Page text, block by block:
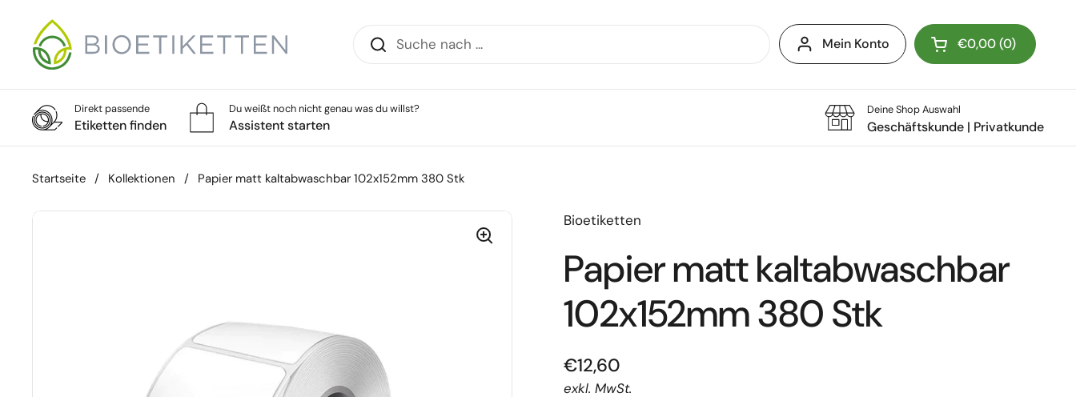
Mein Konto Warenkorb öffnen
€0,00 0
Direkt passende
Etiketten finden
Du weißt noch nicht genau was du willst?
Assistent starten
Deine Shop Auswahl
Geschäftskunde | Privatkunde
Startseite / Kollektionen / Papier matt kaltabwaschbar 102x152mm 380 Stk
Bioetiketten
Papier matt kaltabwaschbar
102x152mm 380 Stk
€12,60
exkl. MwSt.